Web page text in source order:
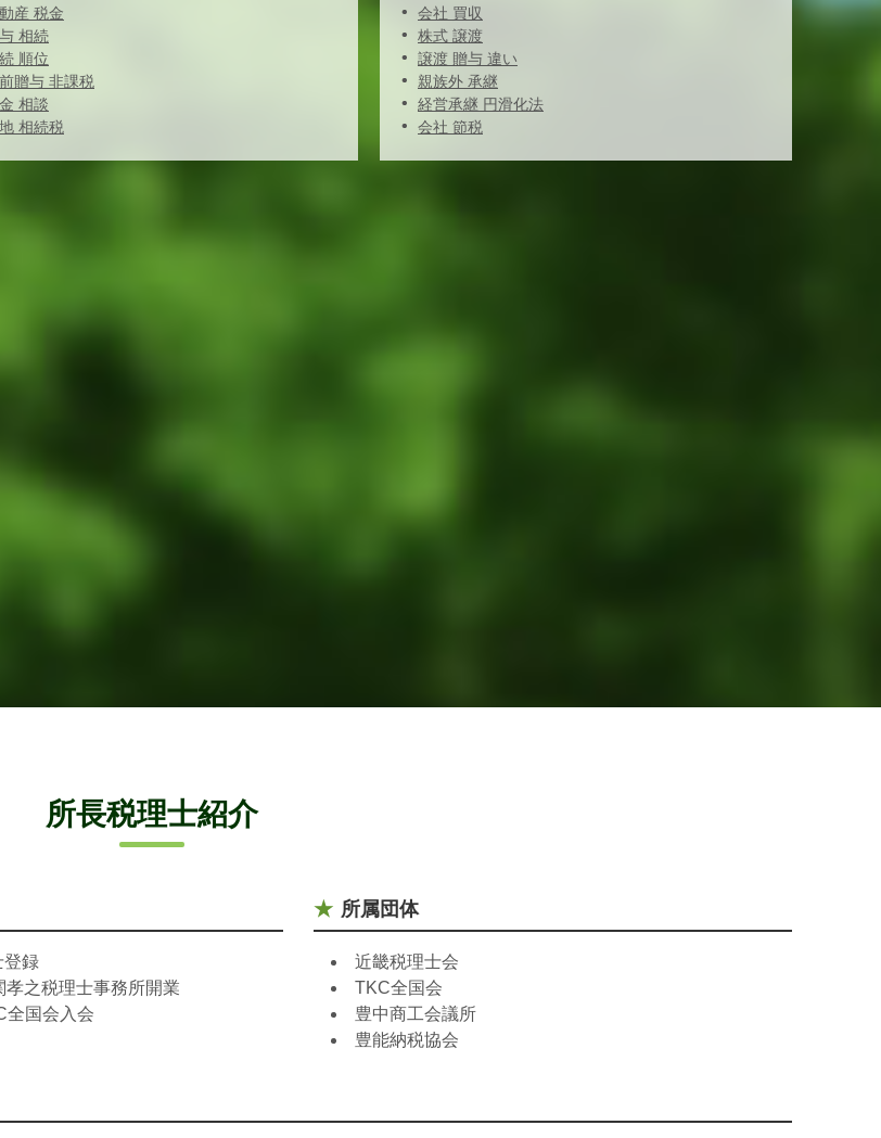
産 税金
相続
順位
贈与 非課税
相談
相続税
会社 買収
株式 譲渡
譲渡 贈与 違い
親族外 承継
経営承継 円滑化法
会社 節税
所長税理士紹介
録
之税理士事務所開業
国会入会
所属団体
近畿税理士会
TKC全国会
豊中商工会議所
豊能納税協会